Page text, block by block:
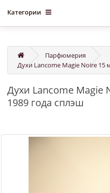
Категории
Парфюмерия
Духи Lancome Magie Noire 15
Духи Lancome Magie
1989 года сплэш